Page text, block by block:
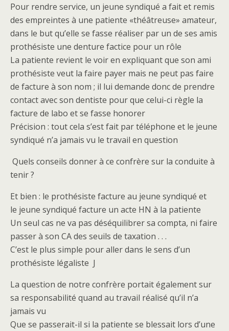
Pour rendre service, un jeune syndiqué a fait et remis
des empreintes à une patiente «théâtreuse» amateur,
dans le but qu’elle se fasse réaliser par un de ses amis
prothésiste une denture factice pour un rôle
La patiente revient le voir en expliquant que son ami
prothésiste veut la faire payer mais ne peut pas faire
de facture à son nom ; il lui demande donc de prendre
contact avec son dentiste pour que celui-ci règle la
facture de labo et se fasse honorer
Précision : tout cela s’est fait par téléphone et le jeune
syndiqué n’a jamais vu le travail en question
Quels conseils donner à ce confrère sur la conduite à
tenir ?
Et bien : le prothésiste facture au jeune syndiqué et
le jeune syndiqué facture un acte HN à la patiente
Un seul cas ne va pas déséquilibrer sa compta, ni faire
passer à son CA des seuils de taxation . . .
C’est le plus simple pour aller dans le sens d’un
prothésiste légaliste J
La question de notre confrère portait également sur
sa responsabilité quand au travail réalisé qu’il n’a
jamais vu
Que se passerait-il si la patiente se blessait lors d’une